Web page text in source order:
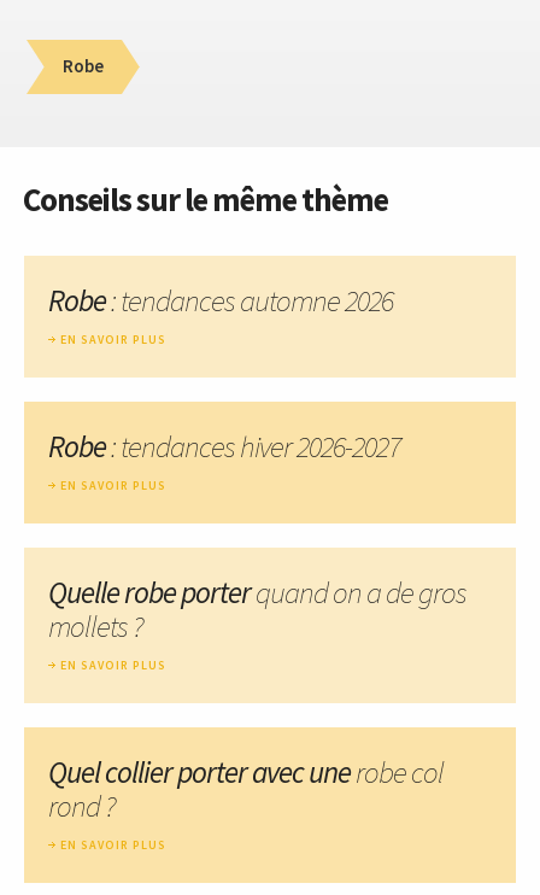
Robe
Conseils sur le même thème
Robe: tendances automne 2026
EN SAVOIR PLUS
Robe: tendances hiver 2026-2027
EN SAVOIR PLUS
Quelle robe porterquand on a de gros
mollets ?
EN SAVOIR PLUS
Quel collier porter avec unerobe col
rond ?
EN SAVOIR PLUS